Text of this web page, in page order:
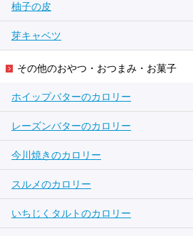
柚子の皮
芽キャベツ
その他のおやつ・おつまみ・お菓子
ホイップバターのカロリー
レーズンバターのカロリー
今川焼きのカロリー
スルメのカロリー
いちじくタルトのカロリー